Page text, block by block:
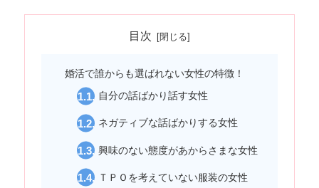
目次
婚活で誰からも選ばれない女性の特徴！
自分の話ばかり話す女性
ネガティブな話ばかりする女性
興味のない態度があからさまな女性
ＴＰＯを考えていない服装の女性